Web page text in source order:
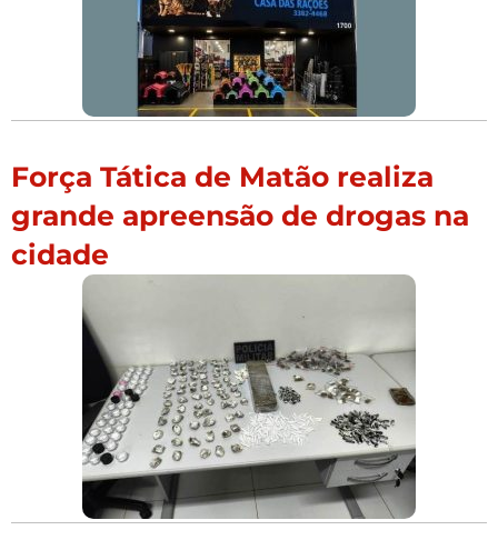
Força Tática de Matão realiza
grande apreensão de drogas na
cidade